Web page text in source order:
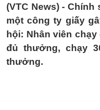
(VTC News) - Chính
một công ty giấy
hội: Nhân viên
đủ thưởng, chạy
thưởng.